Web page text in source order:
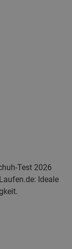
Test 2026
Ideale